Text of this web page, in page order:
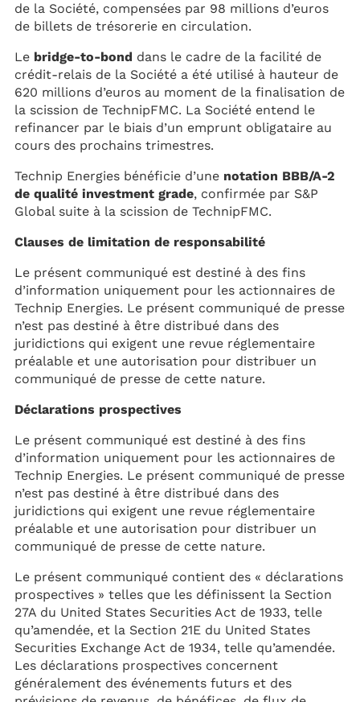
de la Société, compensées par 98 millions d’euros
de billets de trésorerie en circulation.
Le bridge-to-bond dans le cadre de la facilité de
crédit-relais de la Société a été utilisé à hauteur de
620 millions d’euros au moment de la finalisation de
la scission de TechnipFMC. La Société entend le
refinancer par le biais d’un emprunt obligataire au
cours des prochains trimestres.
Technip Energies bénéficie d’une notation BBB/A-2
de qualité investment grade, confirmée par S&P
Global suite à la scission de TechnipFMC.
Clauses de limitation de responsabilité
Le présent communiqué est destiné à des fins
d’information uniquement pour les actionnaires de
Technip Energies. Le présent communiqué de presse
n’est pas destiné à être distribué dans des
juridictions qui exigent une revue réglementaire
préalable et une autorisation pour distribuer un
communiqué de presse de cette nature.
Déclarations prospectives
Le présent communiqué est destiné à des fins
d’information uniquement pour les actionnaires de
Technip Energies. Le présent communiqué de presse
n’est pas destiné à être distribué dans des
juridictions qui exigent une revue réglementaire
préalable et une autorisation pour distribuer un
communiqué de presse de cette nature.
Le présent communiqué contient des « déclarations
prospectives » telles que les définissent la Section
27A du United States Securities Act de 1933, telle
qu’amendée, et la Section 21E du United States
Securities Exchange Act de 1934, telle qu’amendée.
Les déclarations prospectives concernent
généralement des événements futurs et des